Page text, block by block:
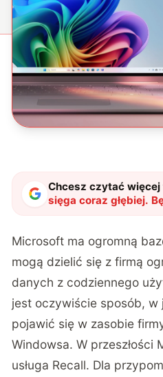
Chcesz czytać
sięga coraz głębiej.
twój ekran"?
Microsoft ma ogromną
mogą dzielić się z firmą
danych z codziennego
jest oczywiście sposób, w
pojawić się w zasobie
Windowsa. W przeszłości
usługa Recall. Dla